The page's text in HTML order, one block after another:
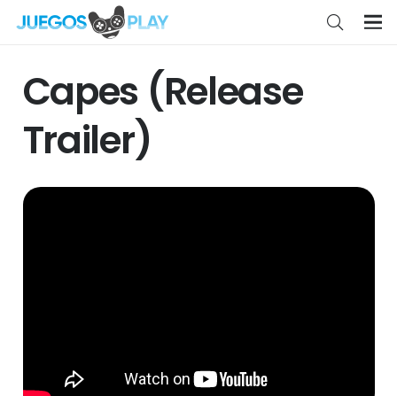
Capes (Release
Trailer)